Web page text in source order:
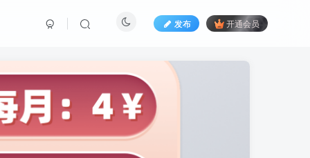
发布 开通会员